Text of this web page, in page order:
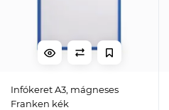
Infókeret A3, mágneses
Franken kék